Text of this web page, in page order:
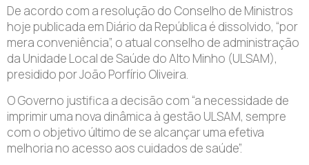
De acordo com a resolução do Conselho de Ministros
hoje publicada em Diário da República é dissolvido, “por
mera conveniência”, o atual conselho de administração
da Unidade Local de Saúde do Alto Minho (ULSAM),
presidido por João Porfírio Oliveira.
O Governo justifica a decisão com “a necessidade de
imprimir uma nova dinâmica à gestão ULSAM, sempre
com o objetivo último de se alcançar uma efetiva
melhoria no acesso aos cuidados de saúde”.